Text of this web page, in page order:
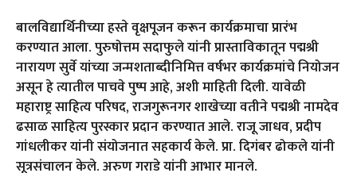
बालविद्यार्थिनीच्या हस्ते वृक्षपूजन करून कार्यक्रमाचा प्रारंभ
करण्यात आला. पुरुषोत्तम सदाफुले यांनी प्रास्ताविकातून पद्मश्री
नारायण सुर्वे यांच्या जन्मशताब्दीनिमित्त वर्षभर कार्यक्रमांचे नियोजन
असून हे त्यातील पाचवे पुष्प आहे, अशी माहिती दिली. यावेळी
महाराष्ट्र साहित्य परिषद, राजगुरूनगर शाखेच्या वतीने पद्मश्री नामदेव
ढसाळ साहित्य पुरस्कार प्रदान करण्यात आले. राजू जाधव, प्रदीप
गांधलीकर यांनी संयोजनात सहकार्य केले. प्रा. दिगंबर ढोकले यांनी
सूत्रसंचालन केले. अरुण गराडे यांनी आभार मानले.